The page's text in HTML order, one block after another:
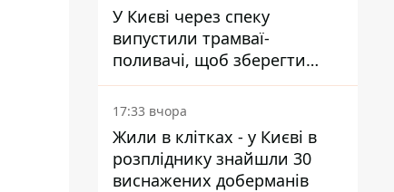
У Києві через спеку
випустили трамваї-
поливачі, щоб зберегти
рейки від деформації
17:33 вчора
Жили в клітках - у Києві в
розпліднику знайшли 30
виснажених доберманів